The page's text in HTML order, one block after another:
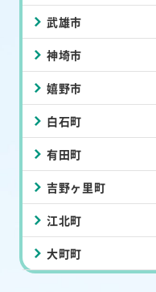
武雄市
神埼市
嬉野市
白石町
有田町
吉野ヶ里町
江北町
大町町